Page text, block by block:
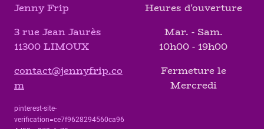
Jenny Frip
3 rue Jean Jaurès
11300 LIMOUX
contact@jennyfrip.co
m
pinterest-site-
verification=ce7f9628294560ca96
Heures d'ouverture
Mar. - Sam.
10h00 - 19h00
Fermeture le
Mercredi